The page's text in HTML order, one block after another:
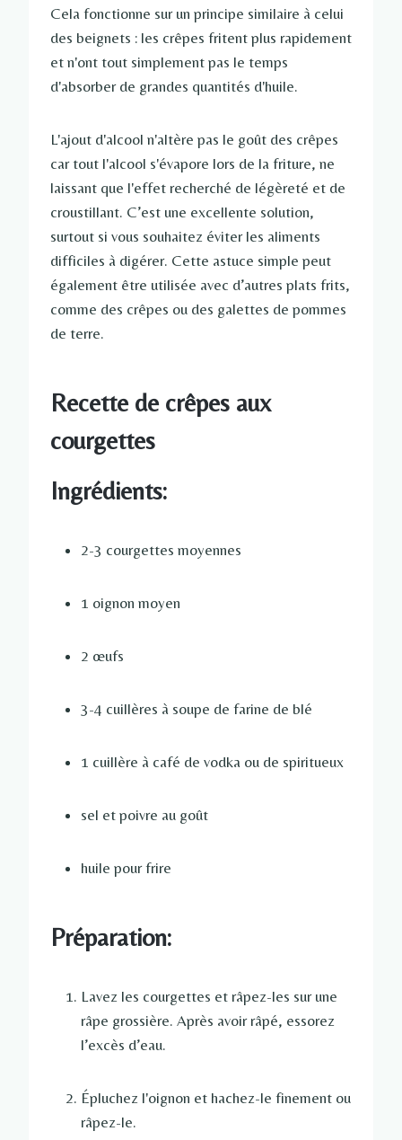
Cela fonctionne sur un principe similaire à celui
des beignets : les crêpes fritent plus rapidement
et n'ont tout simplement pas le temps
d'absorber de grandes quantités d'huile.
L'ajout d'alcool n'altère pas le goût des crêpes
car tout l'alcool s'évapore lors de la friture, ne
laissant que l'effet recherché de légèreté et de
croustillant. C’est une excellente solution,
surtout si vous souhaitez éviter les aliments
difficiles à digérer. Cette astuce simple peut
également être utilisée avec d’autres plats frits,
comme des crêpes ou des galettes de pommes
de terre.
Recette de crêpes aux
courgettes
Ingrédients:
2-3 courgettes moyennes
1 oignon moyen
2 œufs
3-4 cuillères à soupe de farine de blé
1 cuillère à café de vodka ou de spiritueux
sel et poivre au goût
huile pour frire
Préparation:
Lavez les courgettes et râpez-les sur une
râpe grossière. Après avoir râpé, essorez
l’excès d’eau.
Épluchez l'oignon et hachez-le finement ou
râpez-le.